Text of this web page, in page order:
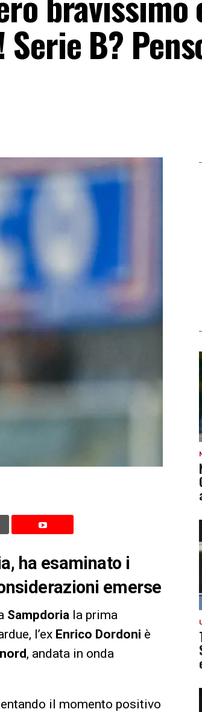
B?
ha esaminato i
emerse
Sampdoria la prima
l’ex Enrico Dordoni è
, andata in onda
il momento positivo